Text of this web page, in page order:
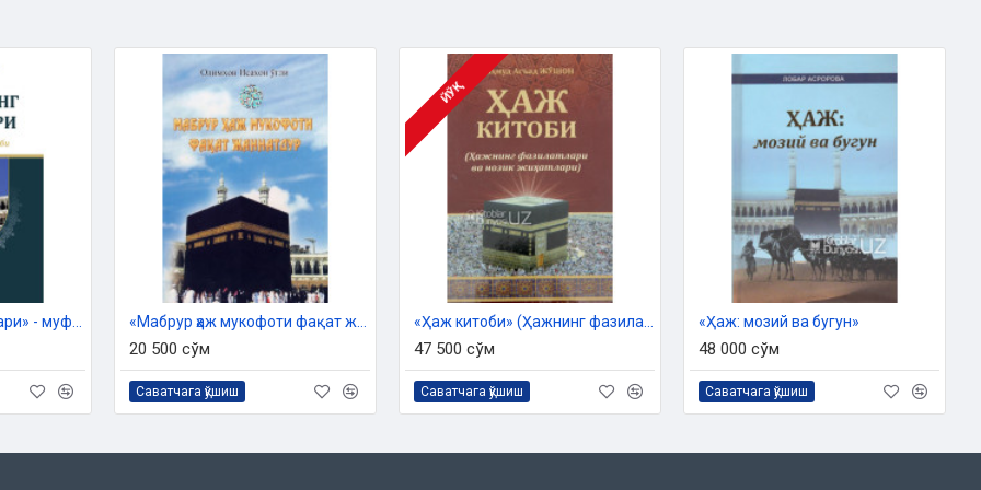
2023 йил 25 октябрдаги 03 -
айтганлари
20 500 сўм
Саватчага қўшиш
ЙЎҚ
47 500 сўм
Саватчага қўшиш
«Ҳаж: мозий ва бугун»
48 000 сўм
Саватчага қўшиш